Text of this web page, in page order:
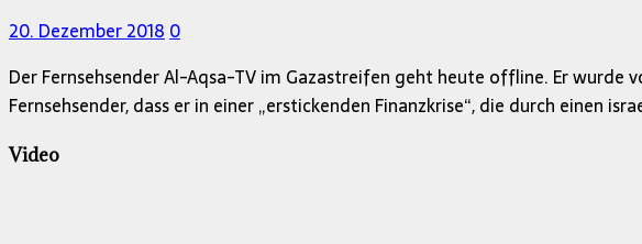
20. Dezember 2018 0
Der Fernsehsender Al-Aqsa-TV im Gazastreifen geht heute offline. Er
Fernsehsender, dass er in einer „erstickenden Finanzkrise“, die durch einen
Video